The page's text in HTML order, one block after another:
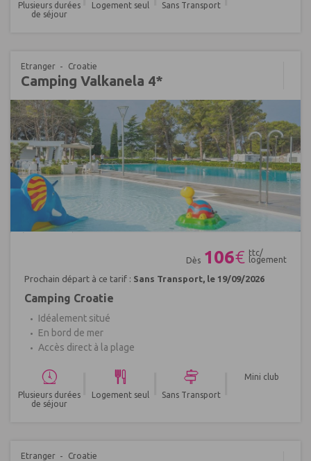
Plusieurs durées
de séjour
Logement seul Sans Transport
Etranger Croatie
Camping Valkanela 4*
Dès 106€ ttc/
logement
Prochain départ à ce tarif : Sans Transport, le 19/09/2026
Camping Croatie
Idéalement situé
En bord de mer
Accès direct à la plage
Plusieurs durées
de séjour
Logement seul Sans Transport
Mini club
Etranger Croatie